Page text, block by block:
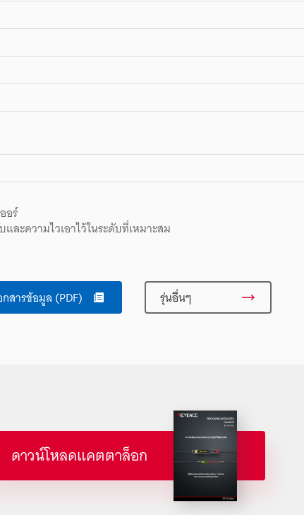
อร์
ละความไวเอาไว้ในระดับที่เหมาะสม
กสารข้อมูล (PDF) รุ่นอื่นๆ
ดาวน์โหลดแคตตาล็อก